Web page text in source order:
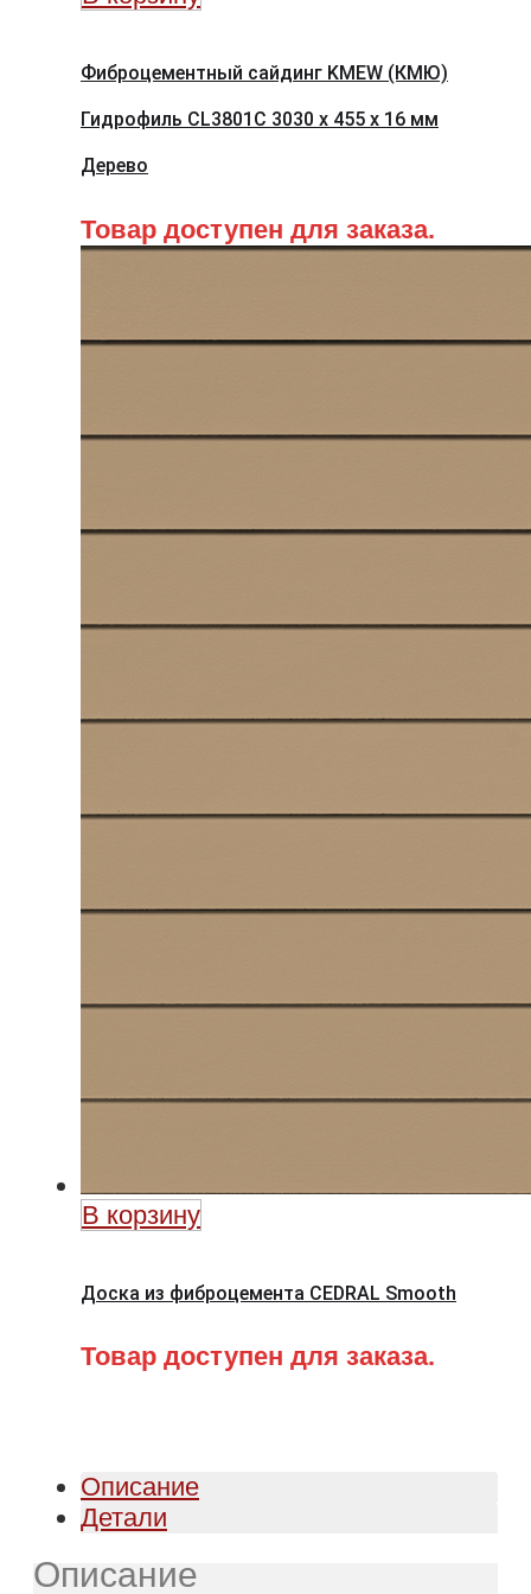
Фиброцементный сайдинг KMEW (КМЮ)
Гидрофиль CL3801C 3030 x 455 x 16 мм
Дерево
Товар доступен для заказа.
В корзину
Доска из фиброцемента CEDRAL Smooth
Товар доступен для заказа.
Описание
Детали
Описание